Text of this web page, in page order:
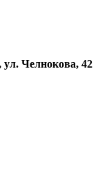
Челнокова, 42